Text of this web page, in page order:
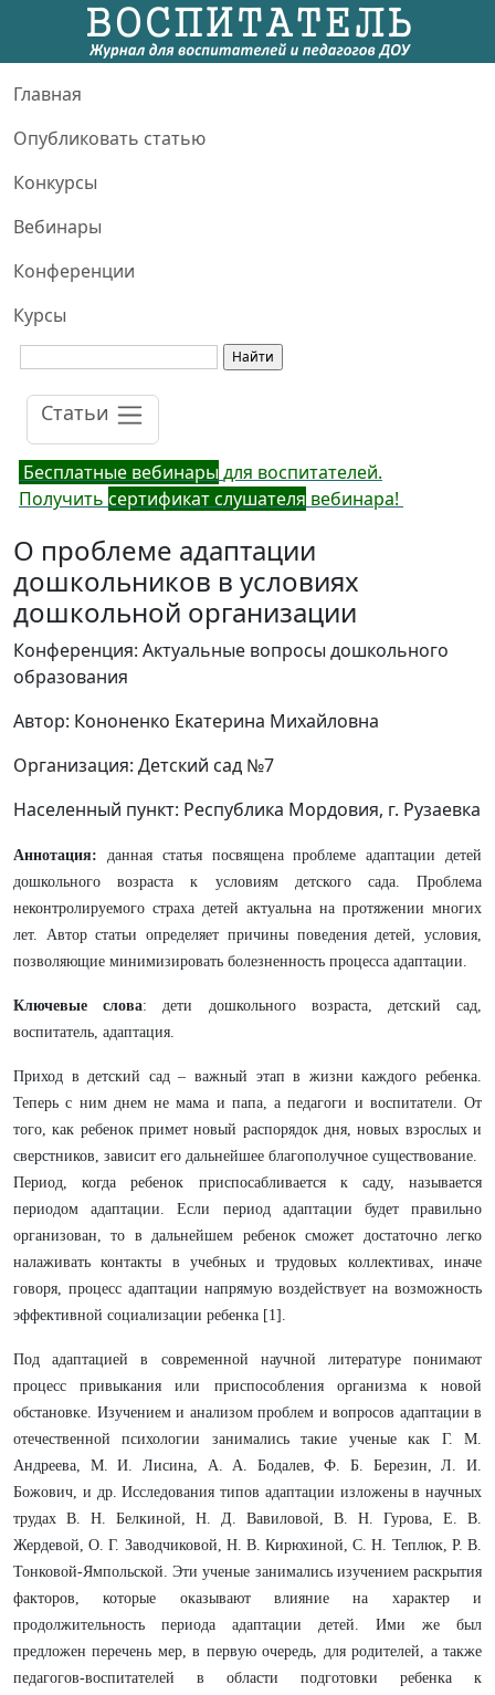
Главная
Опубликовать статью
Конкурсы
Вебинары
Конференции
Курсы
Статьи
Бесплатные вебинарыдля воспитателей.
Получить сертификат слушателя вебинара!
О проблеме адаптации
дошкольников в условиях
дошкольной организации
Конференция: Актуальные вопросы дошкольного
образования
Автор: Кононенко Екатерина Михайловна
Организация: Детский сад №7
Населенный пункт: Республика Мордовия, г. Рузаевка
Аннотация: данная статья посвящена проблеме адаптации детей
дошкольного возраста к условиям детского сада. Проблема
неконтролируемого страха детей актуальна на протяжении многих
лет. Автор статьи определяет причины поведения детей, условия,
позволяющие минимизировать болезненность процесса адаптации.
Ключевые слова: дети дошкольного возраста, детский сад,
воспитатель, адаптация.
Приход в детский сад – важный этап в жизни каждого ребенка.
Теперь с ним днем не мама и папа, а педагоги и воспитатели. От
того, как ребенок примет новый распорядок дня, новых взрослых и
сверстников, зависит его дальнейшее благополучное существование.
Период, когда ребенок приспосабливается к саду, называется
периодом адаптации. Если период адаптации будет правильно
организован, то в дальнейшем ребенок сможет достаточно легко
налаживать контакты в учебных и трудовых коллективах, иначе
говоря, процесс адаптации напрямую воздействует на возможность
эффективной социализации ребенка [1].
Под адаптацией в современной научной литературе понимают
процесс привыкания или приспособления организма к новой
обстановке. Изучением и анализом проблем и вопросов адаптации в
отечественной психологии занимались такие ученые как Г. М.
Андреева, М. И. Лисина, А. А. Бодалев, Ф. Б. Березин, Л. И.
Божович, и др. Исследования типов адаптации изложены в научных
трудах В. Н. Белкиной, Н. Д. Вавиловой, В. Н. Гурова, Е. В.
Жердевой, О. Г. Заводчиковой, Н. В. Кирюхиной, С. Н. Теплюк, Р. В.
Тонковой-Ямпольской. Эти ученые занимались изучением раскрытия
факторов, которые оказывают влияние на характер и
продолжительность периода адаптации детей. Ими же был
предложен перечень мер, в первую очередь, для родителей, а также
педагогов-воспитателей в области подготовки ребенка к